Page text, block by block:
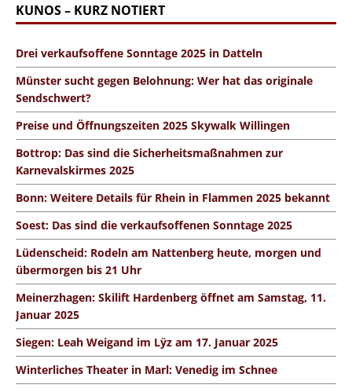
KUNOS – KURZ NOTIERT
Drei verkaufsoffene Sonntage 2025 in Datteln
Münster sucht gegen Belohnung: Wer hat das originale
Sendschwert?
Preise und Öffnungszeiten 2025 Skywalk Willingen
Bottrop: Das sind die Sicherheitsmaßnahmen zur
Karnevalskirmes 2025
Bonn: Weitere Details für Rhein in Flammen 2025 bekannt
Soest: Das sind die verkaufsoffenen Sonntage 2025
Lüdenscheid: Rodeln am Nattenberg heute, morgen und
übermorgen bis 21 Uhr
Meinerzhagen: Skilift Hardenberg öffnet am Samstag, 11.
Januar 2025
Siegen: Leah Weigand im Lÿz am 17. Januar 2025
Winterliches Theater in Marl: Venedig im Schnee